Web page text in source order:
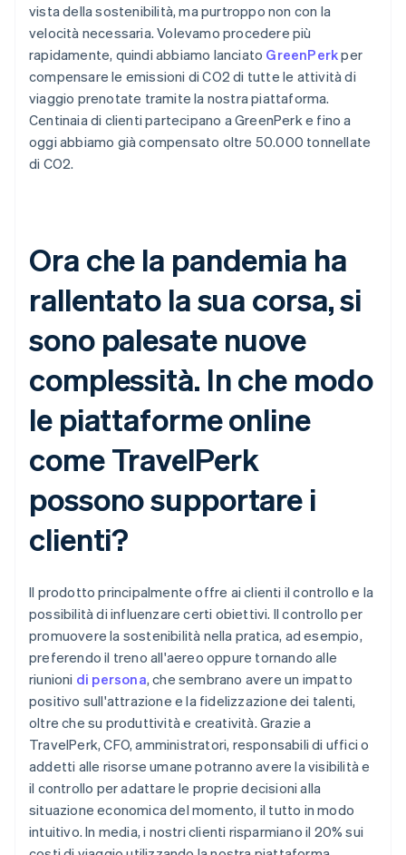
vista della sostenibilità, ma purtroppo non con la
velocità necessaria. Volevamo procedere più
rapidamente, quindi abbiamo lanciato GreenPerkper
compensare le emissioni di CO2 di tutte le attività di
viaggio prenotate tramite la nostra piattaforma.
Centinaia di clienti partecipano a GreenPerk e fino a
oggi abbiamo già compensato oltre 50.000 tonnellate
di CO2.
Ora che la pandemia ha
rallentato la sua corsa, si
sono palesate nuove
complessità. In che modo
le piattaforme online
come TravelPerk
possono supportare i
clienti?
Il prodotto principalmente offre ai clienti il controllo e la
possibilità di influenzare certi obiettivi. Il controllo per
promuovere la sostenibilità nella pratica, ad esempio,
preferendo il treno all'aereo oppure tornando alle
riunioni di persona, che sembrano avere un impatto
positivo sull'attrazione e la fidelizzazione dei talenti,
oltre che su produttività e creatività. Grazie a
TravelPerk, CFO, amministratori, responsabili di uffici o
addetti alle risorse umane potranno avere la visibilità e
il controllo per adattare le proprie decisioni alla
situazione economica del momento, il tutto in modo
intuitivo. In media, i nostri clienti risparmiano il 20% sui